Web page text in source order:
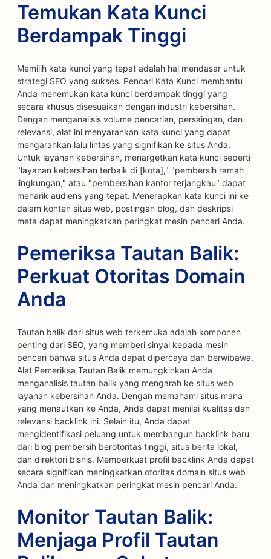
Temukan Kata Kunci
Berdampak Tinggi
Memilih kata kunci yang tepat adalah hal mendasar untuk
strategi SEO yang sukses. Pencari Kata Kunci membantu
Anda menemukan kata kunci berdampak tinggi yang
secara khusus disesuaikan dengan industri kebersihan.
Dengan menganalisis volume pencarian, persaingan, dan
relevansi, alat ini menyarankan kata kunci yang dapat
mengarahkan lalu lintas yang signifikan ke situs Anda.
Untuk layanan kebersihan, menargetkan kata kunci seperti
"layanan kebersihan terbaik di [kota]," "pembersih ramah
lingkungan," atau "pembersihan kantor terjangkau" dapat
menarik audiens yang tepat. Menerapkan kata kunci ini ke
dalam konten situs web, postingan blog, dan deskripsi
meta dapat meningkatkan peringkat mesin pencari Anda.
Pemeriksa Tautan Balik:
Perkuat Otoritas Domain
Anda
Tautan balik dari situs web terkemuka adalah komponen
penting dari SEO, yang memberi sinyal kepada mesin
pencari bahwa situs Anda dapat dipercaya dan berwibawa.
Alat Pemeriksa Tautan Balik memungkinkan Anda
menganalisis tautan balik yang mengarah ke situs web
layanan kebersihan Anda. Dengan memahami situs mana
yang menautkan ke Anda, Anda dapat menilai kualitas dan
relevansi backlink ini. Selain itu, Anda dapat
mengidentifikasi peluang untuk membangun backlink baru
dari blog pembersih berotoritas tinggi, situs berita lokal,
dan direktori bisnis. Memperkuat profil backlink Anda dapat
secara signifikan meningkatkan otoritas domain situs web
Anda dan meningkatkan peringkat mesin pencari Anda.
Monitor Tautan Balik:
Menjaga Profil Tautan